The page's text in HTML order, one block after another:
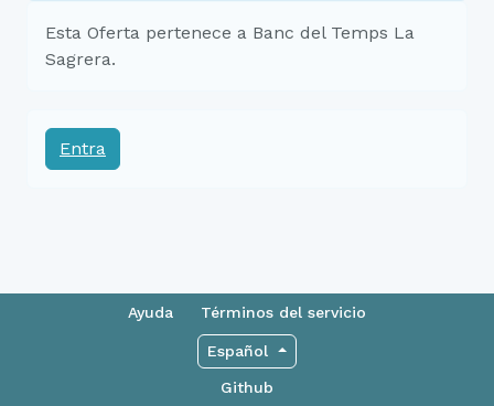
Esta Oferta pertenece a Banc del Temps La
Sagrera.
Entra
Ayuda Términos del servicio
Español
Github